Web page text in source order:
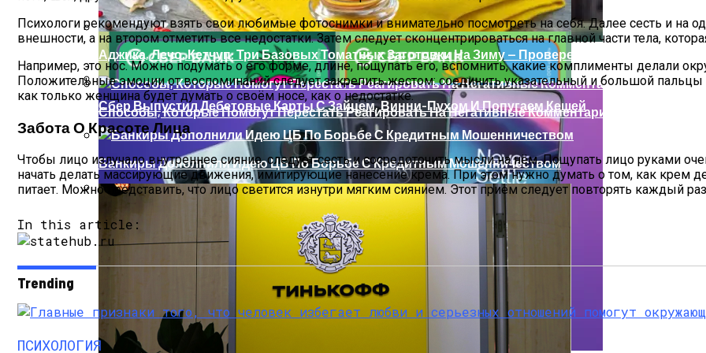
Лучшие Дешевые Телефоны 2023 Года: Обзор Лучших Бюджетных Смартфонов
Топ 10 Смартфонов До 300$ Самые Интересные Модели
Сбер Выпустил Дебетовые Карты С Зайцем, Винни-Пухом И Попугаем Кешей
Банкиры Дополнили Идею ЦБ По Борьбе С Кредитным Мошенничеством
Аджика, Лечо, Кетчуп: Три Базовых Томатных Заготовки На Зиму — Проверенные Рецепты
Способы, Которые Помогут Перестать Реагировать На Негативные Комментарии О Лишнем Весе
Психологи рекомендуют взять свои любимые фотоснимки и внимательно посмотреть на себя. Далее сесть и на
внешности, а на втором отметить все недостатки. Затем следует сконцентрироваться на главной части тела,
Например, это нос. Можно подумать о его форме, длине, пощупать его, вспомнить, какие комплименты делали
Положительные эмоции от воспоминаний следует закрепить жестом: соединить указательный и большой пальцы
как только женщина будет думать о своём носе, как о недостатке.
Забота О Красоте Лица
Чтобы лицо излучало внутреннее сияние, следует сесть и сосредоточить мысли на нём. Пощупать лицо руками
начать делать массирующие движения, имитирующие нанесение крема. При этом нужно думать о том, как крем
питает. Можно представить, что лицо светится изнутри мягким сиянием. Этот приём следует повторять каждый
In this article:
Trending
ПСИХОЛОГИЯ